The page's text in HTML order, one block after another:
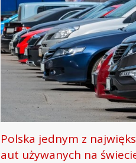
Polska jednym z
aut używanych na